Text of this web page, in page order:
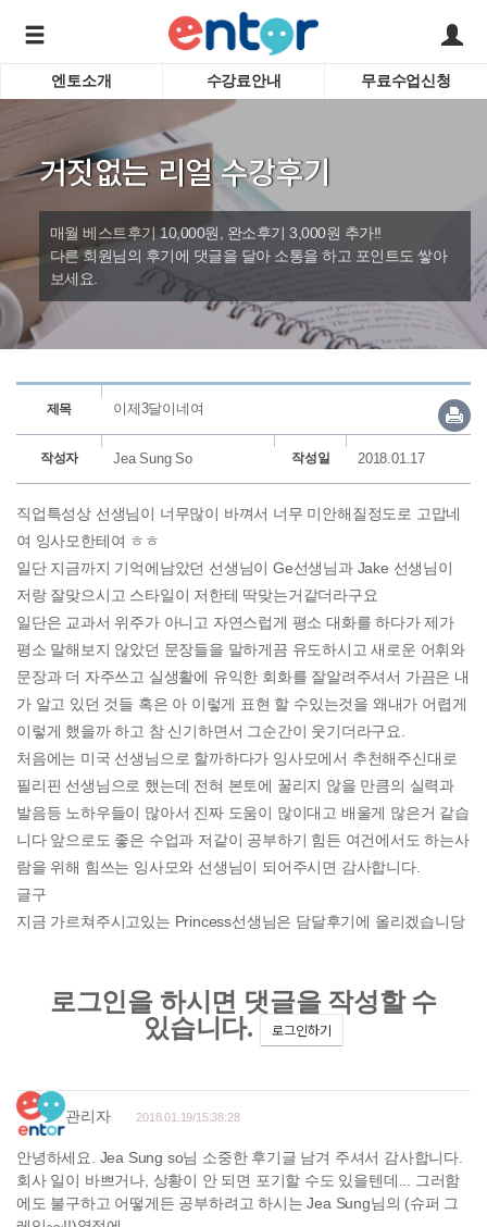
학습도우미 G1
바로가기
서비스안내
강사소개
회사소개
어린이
영자신
수업
엔토소개 수강료안내 무료수업신청
거짓없는 리얼 수강후기
매월 베스트후기 10,000원, 완소후기 3,000원 추가!!
다른 회원님의 후기에 댓글을 달아 소통을 하고 포인트도 쌓아
보세요.
제목 이제3달이네여
작성자 Jea Sung So 작성일 2018.01.17
직업특성상 선생님이 너무많이 바껴서 너무 미안해질정도로 고맙네
여 잉사모한테여 ㅎㅎ
일단 지금까지 기억에남았던 선생님이 Ge선생님과 Jake 선생님이
저랑 잘맞으시고 스타일이 저한테 딱맞는거같더라구요
일단은 교과서 위주가 아니고 자연스럽게 평소 대화를 하다가 제가
평소 말해보지 않았던 문장들을 말하게끔 유도하시고 새로운 어휘와
문장과 더 자주쓰고 실생활에 유익한 회화를 잘알려주셔서 가끔은 내
가 알고 있던 것들 혹은 아 이렇게 표현 할 수있는것을 왜내가 어렵게
이렇게 했을까 하고 참 신기하면서 그순간이 웃기더라구요.
처음에는 미국 선생님으로 할까하다가 잉사모에서 추천해주신대로
필리핀 선생님으로 했는데 전혀 본토에 꿀리지 않을 만큼의 실력과
발음등 노하우들이 많아서 진짜 도움이 많이대고 배울게 많은거 같습
니다 앞으로도 좋은 수업과 저같이 공부하기 힘든 여건에서도 하는사
람을 위해 힘쓰는 잉사모와 선생님이 되어주시면 감사합니다.
글구
지금 가르쳐주시고있는 Princess선생님은 담달후기에 올리겠습니당